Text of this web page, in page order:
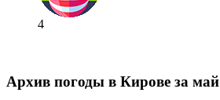
4
Архив погоды в Кирове за май